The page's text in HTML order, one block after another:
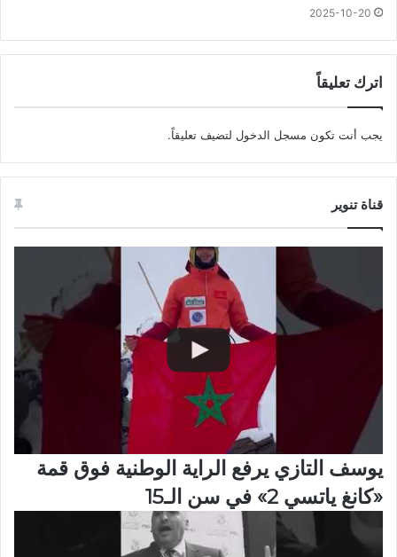
2025-10-20
اترك تعليقاً
يجب أنت تكون مسجل الدخول لتضيف تعليقاً.
قناة تنوير
يوسف التازي يرفع الراية الوطنية فوق قمة
«كانغ ياتسي 2» في سن الـ15